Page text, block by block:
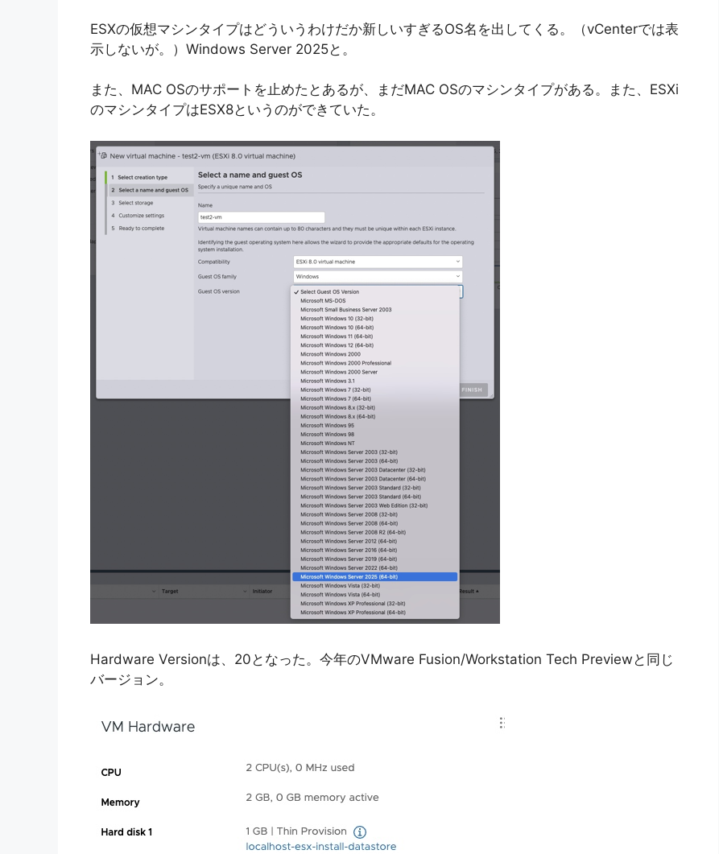
ESXの仮想マシンタイプはどういうわけだか新しいすぎるOS名を出してくる。（vCenterでは表
示しないが。）Windows Server 2025と。
また、MAC OSのサポートを止めたとあるが、まだMAC OSのマシンタイプがある。また、ESXi
のマシンタイプはESX8というのができていた。
Hardware Versionは、20となった。今年のVMware Fusion/Workstation Tech Previewと同じ
バージョン。